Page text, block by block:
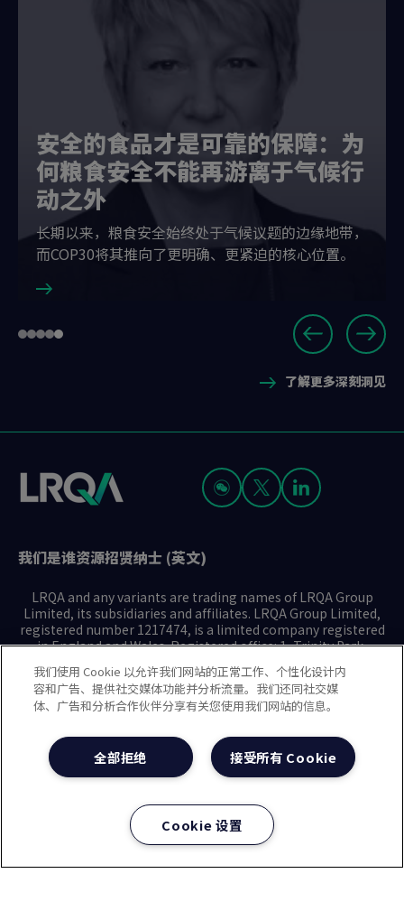
安全的食品才是可靠的保障：为
何粮食安全不能再游离于气候行
动之外
长期以来，粮食安全始终处于气候议题的边缘地带，
而COP30将其推向了更明确、更紧迫的核心位置。
Slide
GoGoGoGo
Go
了解更多深刻洞见
我们是谁资源招贤纳士 (英文)
LRQA and any variants are trading names of LRQA Group
Limited, its subsidiaries and affiliates. LRQA Group Limited,
registered number 1217474, is a limited company registered
in England and Wales. Registered office: 1, Trinity Park,
Limited.
治理方针(英文)沪ICP备2023029947号-1
沪公网安备31010102008508号
我们使用 Cookie 以允许我们网站的正常工作、个性化设计内
容和广告、提供社交媒体功能并分析流量。我们还同社交媒
体、广告和分析合作伙伴分享有关您使用我们网站的信息。
接受所有 Cookie
全部拒绝
Cookie 设置